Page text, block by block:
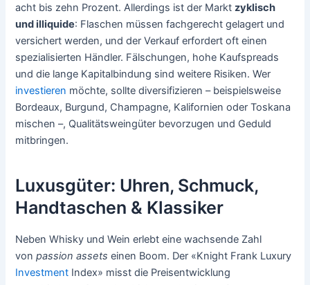
acht bis zehn Prozent. Allerdings ist der Markt zyklisch
und illiquide: Flaschen müssen fachgerecht gelagert und
versichert werden, und der Verkauf erfordert oft einen
spezialisierten Händler. Fälschungen, hohe Kaufspreads
und die lange Kapitalbindung sind weitere Risiken. Wer
investieren möchte, sollte diversifizieren – beispielsweise
Bordeaux, Burgund, Champagne, Kalifornien oder Toskana
mischen –, Qualitätsweingüter bevorzugen und Geduld
mitbringen.
Luxusgüter: Uhren, Schmuck,
Handtaschen & Klassiker
Neben Whisky und Wein erlebt eine wachsende Zahl
vonpassion assets einen Boom. Der «Knight Frank Luxury
Investment Index» misst die Preisentwicklung